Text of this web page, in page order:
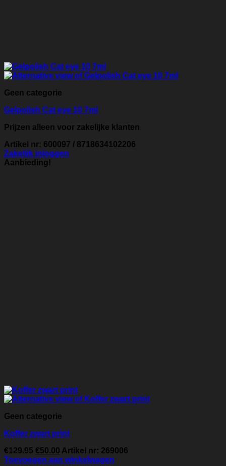
Geen categorie
Gelpolish Cat eye 10 7ml
Prijzen alleen voor zakelijke klanten
Artikel nr: 600097 / 8718634102206
Zakelijk inloggen
Aanbieding!
Geen categorie
Koffer zwart print
€129.95 Oorspronkelijke
prijs
€50.00 Huidige
prijs
Artikel nr: 269006
Toevoegen aan winkelwagen